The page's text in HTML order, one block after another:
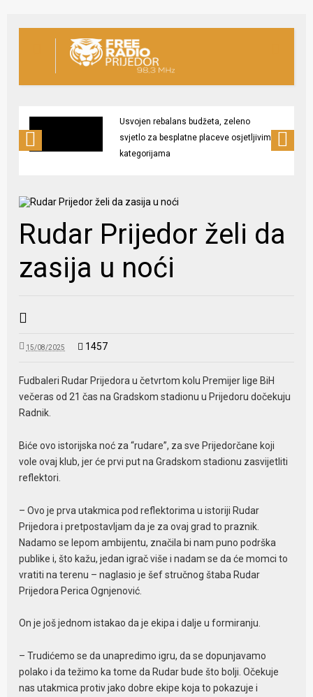
Usvojen rebalans budžeta, zeleno
svjetlo za besplatne placeve osjetljivim
kategorijama
Rudar Prijedor želi da
zasija u noći
15/08/2025 1457
Fudbaleri Rudar Prijedora u četvrtom kolu Premijer lige BiH
večeras od 21 čas na Gradskom stadionu u Prijedoru dočekuju
Radnik.
Biće ovo istorijska noć za “rudare”, za sve Prijedorčane koji
vole ovaj klub, jer će prvi put na Gradskom stadionu zasvijetliti
reflektori.
– Ovo je prva utakmica pod reflektorima u istoriji Rudar
Prijedora i pretpostavljam da je za ovaj grad to praznik.
Nadamo se lepom ambijentu, značila bi nam puno podrška
publike i, što kažu, jedan igrač više i nadam se da će momci to
vratiti na terenu – naglasio je šef stručnog štaba Rudar
Prijedora Perica Ognjenović.
On je još jednom istakao da je ekipa i dalje u formiranju.
– Trudićemo se da unapredimo igru, da se dopunjavamo
polako i da težimo ka tome da Rudar bude što bolji. Očekuje
nas utakmica protiv jako dobre ekipe koja to pokazuje i